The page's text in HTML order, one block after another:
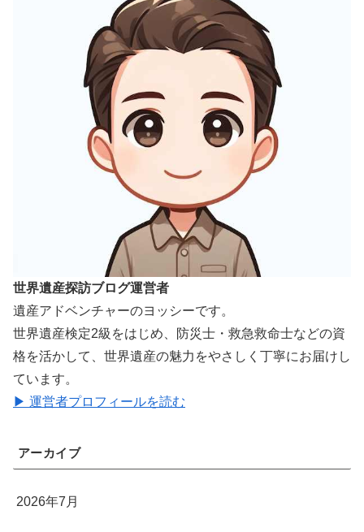
世界遺産探訪ブログ運営者
遺産アドベンチャーのヨッシーです。
世界遺産検定2級をはじめ、防災士・救急救命士などの資
格を活かして、世界遺産の魅力をやさしく丁寧にお届けし
ています。
▶ 運営者プロフィールを読む
アーカイブ
2026年7月